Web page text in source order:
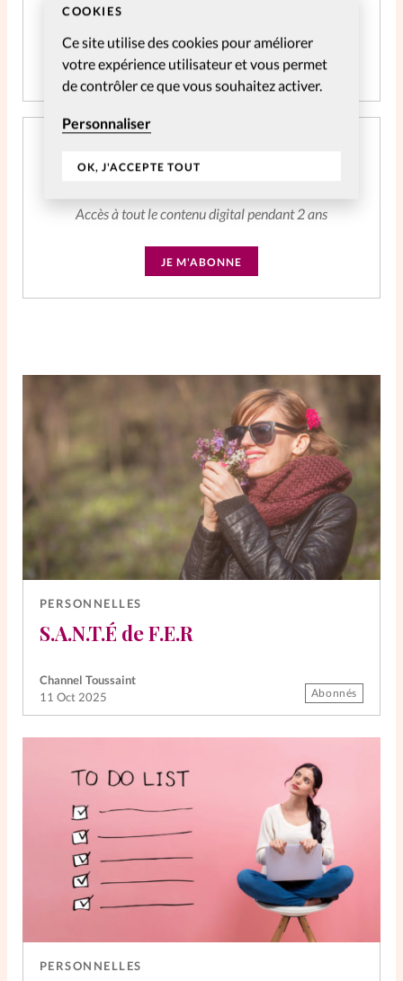
COOKIES
Ce site utilise des cookies pour améliorer
votre expérience utilisateur et vous permet
de contrôler ce que vous souhaitez activer.
Personnaliser
OK, J'ACCEPTE TOUT
Accès à tout le contenu digital
JE M'ABONNE
Accès à tout le contenu digital pendant 2 ans
JE M'ABONNE
PERSONNELLES
S.A.N.T.É de F.E.R
Channel Toussaint
11 Oct 2025
Abonnés
PERSONNELLES